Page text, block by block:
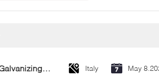
Cold Galvanizing Zinc Spray Paint 400ml Italy May